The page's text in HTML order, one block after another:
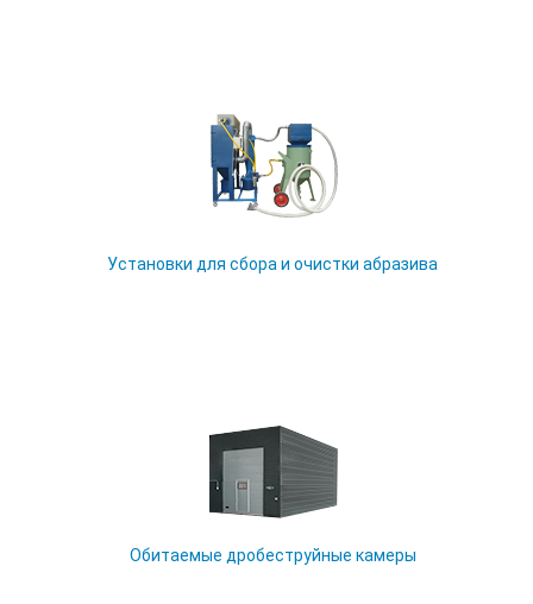
Установки для сбора и очистки абразива
Обитаемые дробеструйные камеры